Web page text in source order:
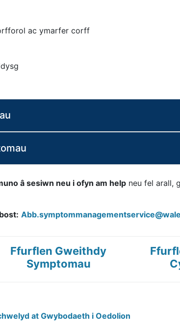
ac ymarfer corff
â sesiwn neu i ofyn am help neu fel arall,
Ffurflen Gweithdy
Symptomau
at Gwybodaeth i Oedolion